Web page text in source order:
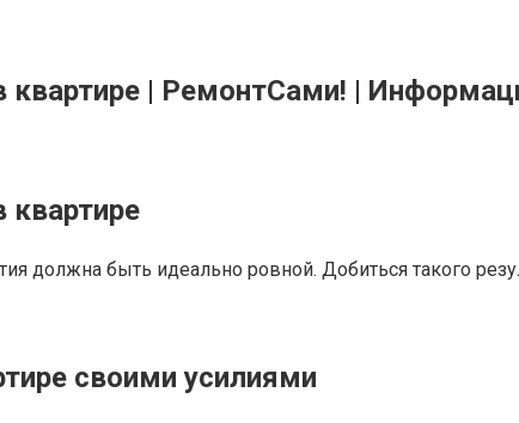
| РемонтСами! |
должна быть идеально ровной. Добиться такого
своими усилиями